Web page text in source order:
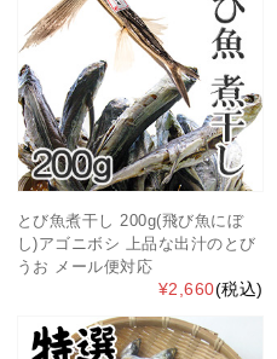
とび魚煮干し 200g(飛び魚にぼ
し)アゴニボシ 上品な出汁のとび
うお メール便対応
¥2,660(税込)